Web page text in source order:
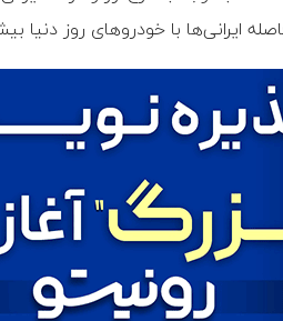
ایرانی‌ها با خودروهای روز